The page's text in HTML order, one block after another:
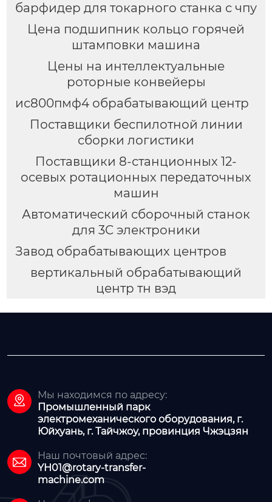
барфидер для токарного станка с чпу
Цена подшипник кольцо горячей
штамповки машина
Цены на интеллектуальные
роторные конвейеры
ис800пмф4 обрабатывающий центр
Поставщики беспилотной линии
сборки логистики
Поставщики 8-станционных 12-
осевых ротационных передаточных
машин
Автоматический сборочный станок
для 3C электроники
Завод обрабатывающих центров
вертикальный обрабатывающий
центр тн вэд

Мы находимся по адресу:
Промышленный парк
электромеханического оборудования, г.
Юйхуань, г. Тайчжоу, провинция Чжэцзян

Наш почтовый адрес:
YH01@rotary-transfer-
machine.com